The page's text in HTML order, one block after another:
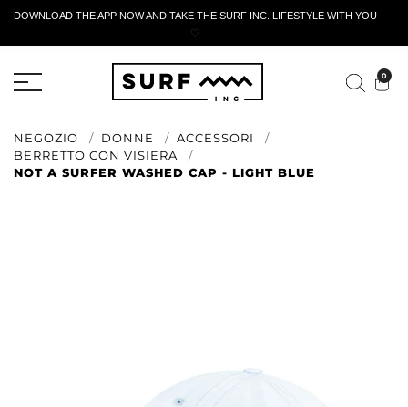
DOWNLOAD THE APP NOW AND TAKE THE SURF INC. LIFESTYLE WITH YOU
🤍
0
NEGOZIO DONNE
ACCESSORI
BERRETTO CON VISIERA
NOT A SURFER WASHED CAP - LIGHT BLUE
MODULO DI RESTITUZIONE ATTIVO